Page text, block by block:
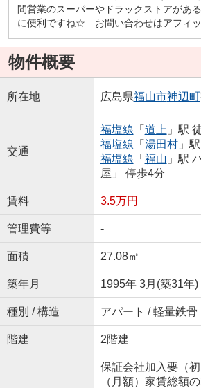
間営業のスーパーやドラックストアがあ
に便利ですね☆ お問い合わせはアフィ
物件概要
所在地 広島県福山市神辺町
交通
福塩線 「 道上 」駅
福塩線 「 湯田村」
福塩線 「 福山 」駅
屋」 停歩4分
賃料 3.5万円
管理費等 -
面積 27.08㎡
築年月 1995年 3月(築31年)
種別 / 構造 アパート / 軽量鉄骨
階建 2階建
保証会社加入要（
（月額）家賃総額